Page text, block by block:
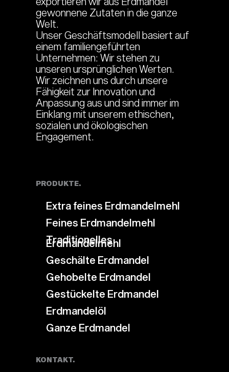
gewonnene Zutaten in die ganze
Welt.
Unser Geschäftsmodell basiert auf
einem familiengeführten
Unternehmen: Wir stehen zu
unseren ursprünglichen Werten.
Wir zeichnen uns durch unsere
Fähigkeit zur Innovation und
Anpassung aus und sind immer im
Einklang mit unserem ethischen,
sozialen und ökologischen
Engagement.
PRODUKTE.
Extra feines Erdmandelmehl
Feines Erdmandelmehl
Traditionelles
Erdmandelmehl
Geschälte Erdmandel
Gehobelte Erdmandel
Gestückelte Erdmandel
Erdmandelöl
Ganze Erdmandel
KONTAKT.